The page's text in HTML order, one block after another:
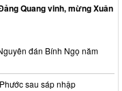
Quang vinh, mừng Xuân
đán Bính Ngọ năm
sau sáp nhập